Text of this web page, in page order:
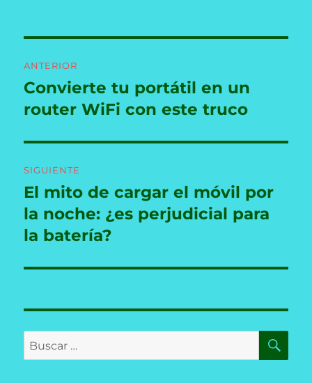
de
entradas
ANTERIOR
Entrada
anterior:
Convierte tu portátil en un
router WiFi con este truco
SIGUIENTE
Entrada
siguiente:
El mito de cargar el móvil por
la noche: ¿es perjudicial para
la batería?
Buscar
por: